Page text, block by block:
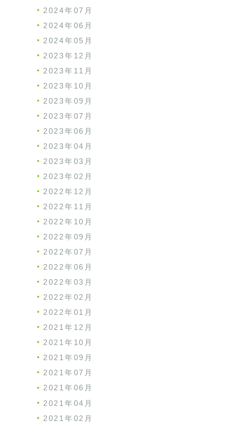
2024年07月
2024年06月
2024年05月
2023年12月
2023年11月
2023年10月
2023年09月
2023年07月
2023年06月
2023年04月
2023年03月
2023年02月
2022年12月
2022年11月
2022年10月
2022年09月
2022年07月
2022年06月
2022年03月
2022年02月
2022年01月
2021年12月
2021年10月
2021年09月
2021年07月
2021年06月
2021年04月
2021年02月